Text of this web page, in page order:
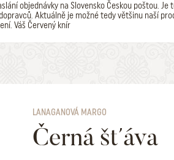
objednávky na Slovensko Českou poštou.
Aktuálně je možné tedy většinu naší
Váš Červený knír
LANAGANOVÁ MARGO
Černá šťáva